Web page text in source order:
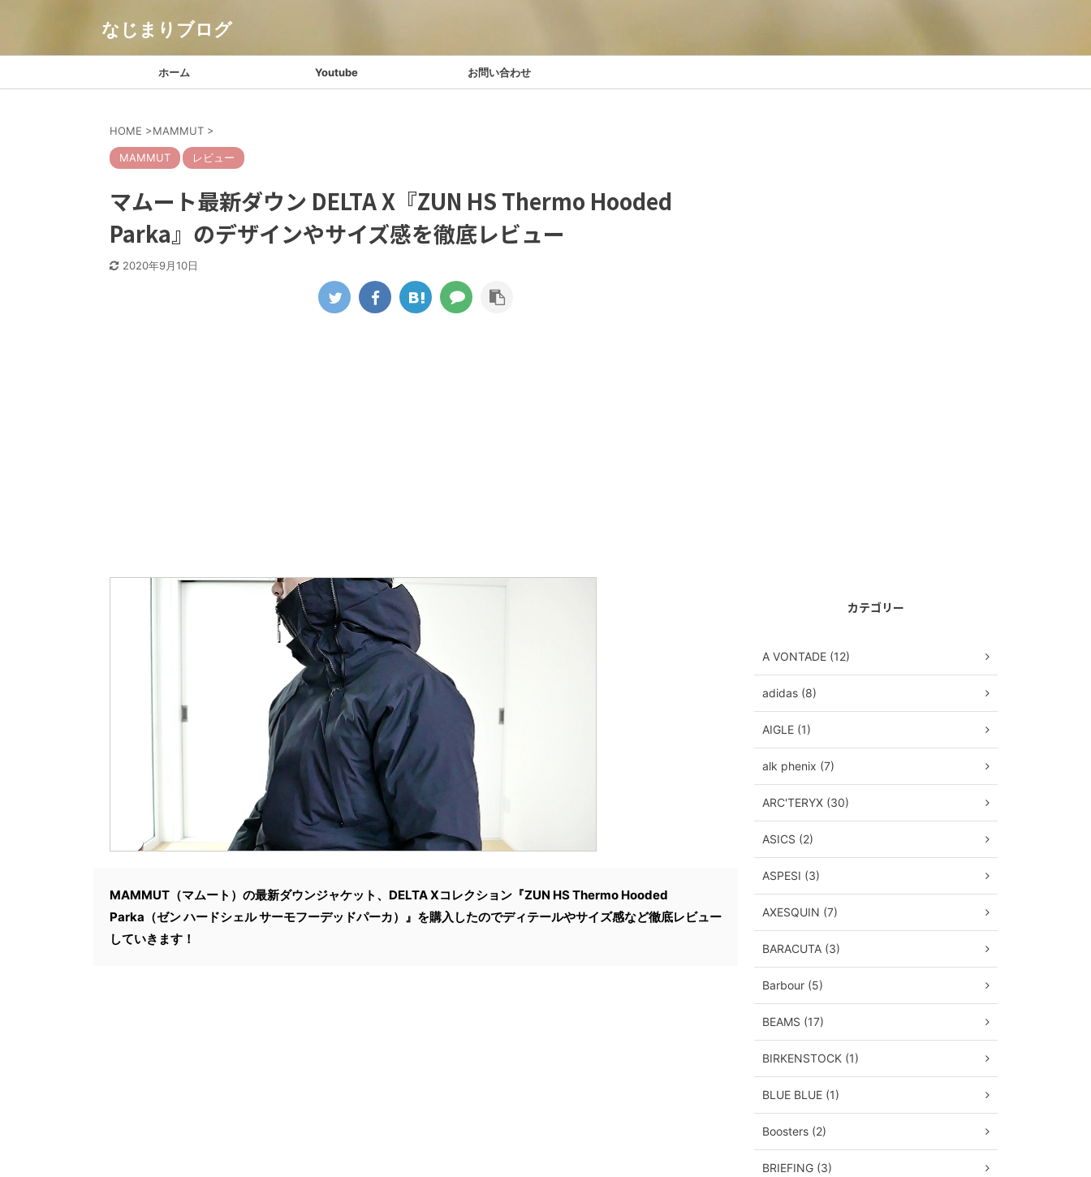
なじまりブログ
ホーム Youtube お問い合わせ
HOME >MAMMUT >
MAMMUT レビュー
マムート最新ダウン DELTA X『ZUN HS Thermo Hooded
Parka』のデザインやサイズ感を徹底レビュー
2020年9月10日
MAMMUT（マムート）の最新ダウンジャケット、DELTA Xコレクション『ZUN HS Thermo Hooded
Parka（ゼン ハードシェル サーモフーデッドパーカ）』を購入したのでディテールやサイズ感など徹底レビュー
していきます！
カテゴリー
A VONTADE (12)
adidas (8)
AIGLE (1)
alk phenix (7)
ARC'TERYX (30)
ASICS (2)
ASPESI (3)
AXESQUIN (7)
BARACUTA (3)
Barbour (5)
BEAMS (17)
BIRKENSTOCK (1)
BLUE BLUE (1)
Boosters (2)
BRIEFING (3)